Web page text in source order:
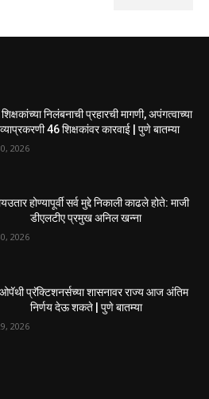
निलंबनाची प्रहारची मागणी, अपंगत्वाच्या
46 शिक्षकांवर कारवाई | पुणे बातम्या
2026
होण्यापूर्वी सर्व मुद्दे निकाली काढले होते: माजी
डीएलटीए प्रमुख अनिल खन्ना
2026
प्रॅक्टिशनर्सच्या शासनावर राज्य आज अंतिम
निर्णय देऊ शकते | पुणे बातम्या
2026